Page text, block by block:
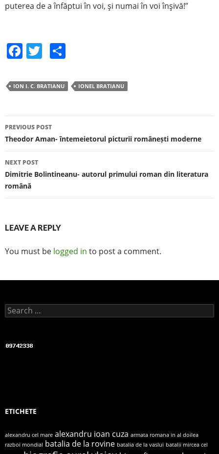
puterea de a înfăptui în voi, şi numai în voi înşivă!”
F
c
e
b
o
o
k
T
itt
er
ar
e
ION I. C. BRATIANU IONEL BRATIANU
Post navigation
PREVIOUS POST
Theodor Aman- întemeietorul picturii românești moderne
NEXT POST
Dimitrie Bolintineanu- autorul primului roman din literatura
română
LEAVE A REPLY
You must be logged in to post a comment.
Search for:
ETICHETE
alexandru cel mare alexandru ioan cuza armata romana in al doilea
razboi mondial batalia de la rovine batalia de la vaslui batalii mircea cel